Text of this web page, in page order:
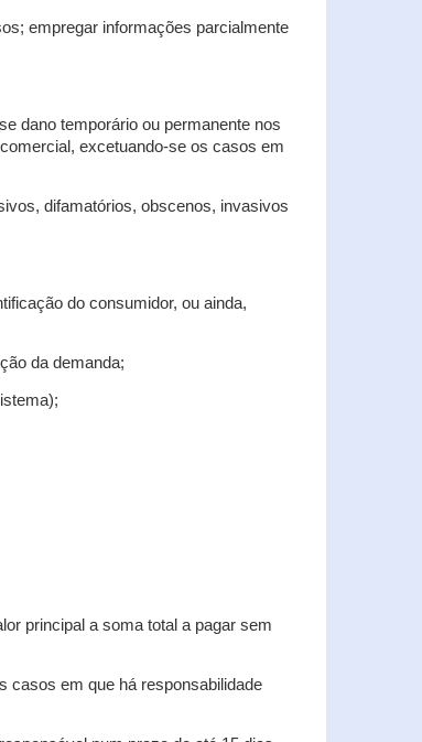
empregar informações parcialmente
dano temporário ou permanente nos
excetuando-se os casos em
difamatórios, obscenos, invasivos
do consumidor, ou ainda,
da demanda;
principal a soma total a pagar sem
casos em que há responsabilidade